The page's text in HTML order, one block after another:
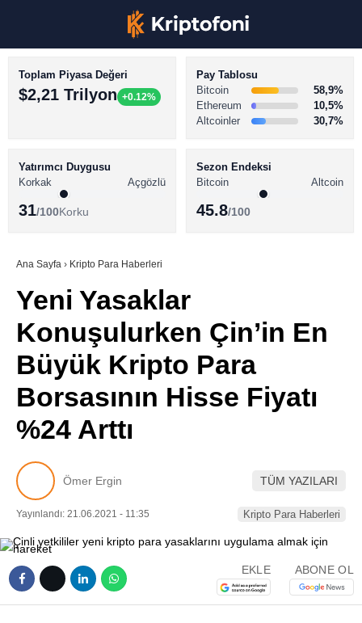
TikTok
Telegram
BİTCOİN HABERLERİ
ALTCOİN HABERLERİ
SÖZLÜK
Toplam Piyasa Değeri
$2,21 Trilyon +0.12%
Pay Tablosu
Bitcoin
58,9%
Ethereum
10,5%
Altcoinler
30,7%
Yatırımcı Duygusu
Korkak
Açgözlü
31/100Korku
Sezon Endeksi
Bitcoin
Altcoin
45.8/100
Ana Sayfa › Kripto Para Haberleri
Yeni Yasaklar
Konuşulurken Çin’in En
Büyük Kripto Para
Borsasının Hisse Fiyatı
%24 Arttı
Ömer Ergin TÜM YAZILARI
Yayınlandı: 21.06.2021 - 11:35 Kripto Para Haberleri
EKLE ABONE OL